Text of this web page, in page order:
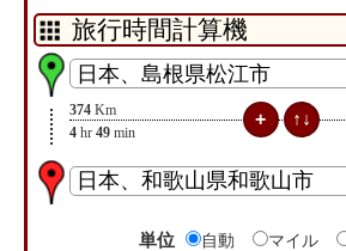
374 Km
4 hr 49 min
単位 自動 マイル